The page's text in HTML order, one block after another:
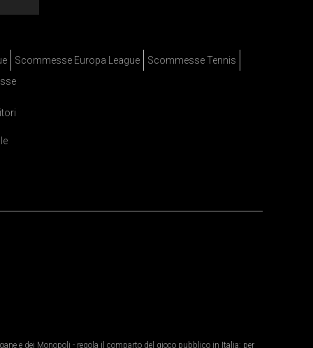
Scommesse Europa League
Scommesse Tennis
e dei Monopoli - regola il comparto del gioco pubblico in Italia: per